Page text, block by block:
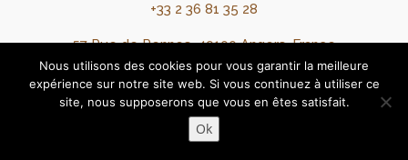
+33 2 36 81 35 28
57 Rue de Rennes, 49100 Angers, France
Connexion Inscription
Copyright @2024 - @ChoiceDek. Tous droits réservés.
Nous utilisons des cookies pour vous garantir la meilleure
expérience sur notre site web. Si vous continuez à utiliser ce
site, nous supposerons que vous en êtes satisfait.
Ok